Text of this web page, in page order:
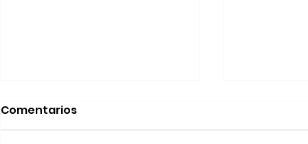
Comentarios